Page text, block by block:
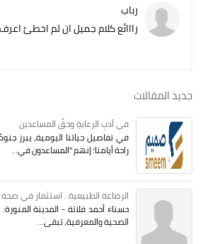
رباب
رااائع كلام جميل ان لم اخطئ
جديد المقالات
في أدبِ الرعايةِ وحقِّ المساعدين
في تفاصيل حياتنا اليومية، يبرز
راحة أيامنا؛ إنهم "المساعدون في...
الرضاعة الطبيعية.. استثمار في صحة
حسناء أحمد فلاتة - المدينة
الصحية والمعرفية، تبقى...